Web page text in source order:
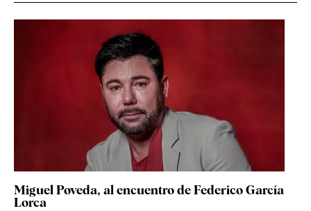
Miguel Poveda, al encuentro de Federico García
Lorca